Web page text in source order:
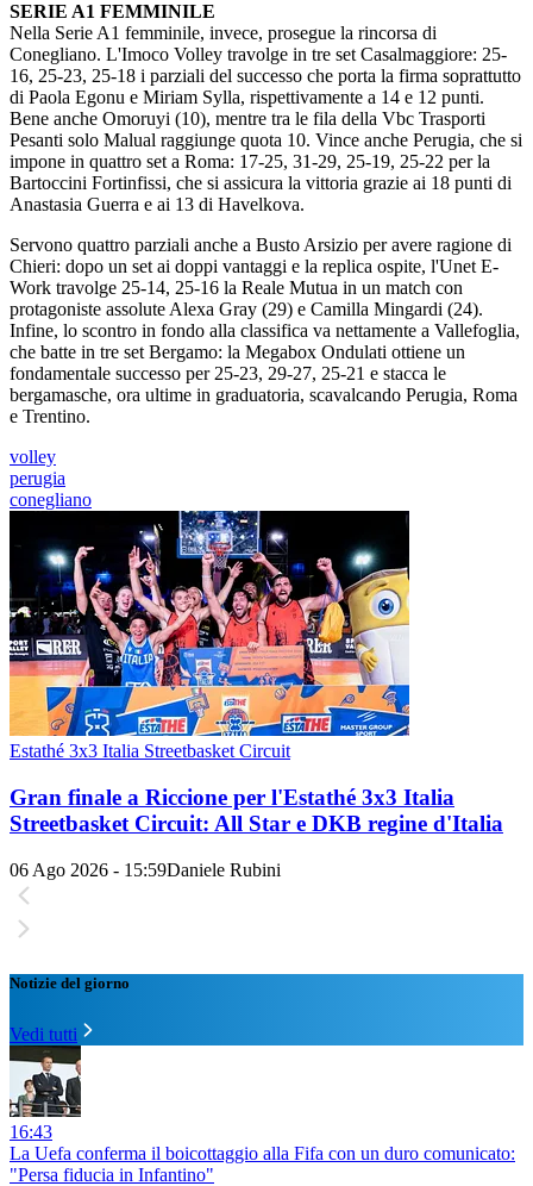
SERIE A1 FEMMINILE
Nella Serie A1 femminile, invece, prosegue la rincorsa di
Conegliano. L'Imoco Volley travolge in tre set Casalmaggiore: 25-
16, 25-23, 25-18 i parziali del successo che porta la firma soprattutto
di Paola Egonu e Miriam Sylla, rispettivamente a 14 e 12 punti.
Bene anche Omoruyi (10), mentre tra le fila della Vbc Trasporti
Pesanti solo Malual raggiunge quota 10. Vince anche Perugia, che si
impone in quattro set a Roma: 17-25, 31-29, 25-19, 25-22 per la
Bartoccini Fortinfissi, che si assicura la vittoria grazie ai 18 punti di
Anastasia Guerra e ai 13 di Havelkova.
Servono quattro parziali anche a Busto Arsizio per avere ragione di
Chieri: dopo un set ai doppi vantaggi e la replica ospite, l'Unet E-
Work travolge 25-14, 25-16 la Reale Mutua in un match con
protagoniste assolute Alexa Gray (29) e Camilla Mingardi (24).
Infine, lo scontro in fondo alla classifica va nettamente a Vallefoglia,
che batte in tre set Bergamo: la Megabox Ondulati ottiene un
fondamentale successo per 25-23, 29-27, 25-21 e stacca le
bergamasche, ora ultime in graduatoria, scavalcando Perugia, Roma
e Trentino.
volley
perugia
conegliano
Estathé 3x3 Italia Streetbasket Circuit
Gran finale a Riccione per l'Estathé 3x3 Italia
Streetbasket Circuit: All Star e DKB regine d'Italia
06 Ago 2026 - 15:59Daniele Rubini
Notizie del giorno
Vedi tutti
16:43
La Uefa conferma il boicottaggio alla Fifa con un duro comunicato:
"Persa fiducia in Infantino"